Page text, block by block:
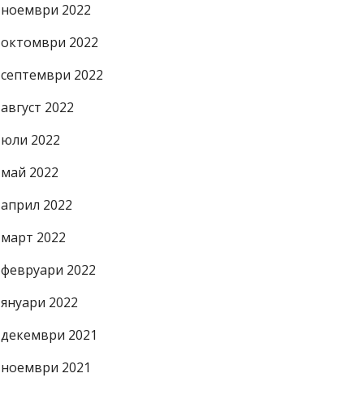
ноември 2022
октомври 2022
септември 2022
август 2022
юли 2022
май 2022
април 2022
март 2022
февруари 2022
януари 2022
декември 2021
ноември 2021